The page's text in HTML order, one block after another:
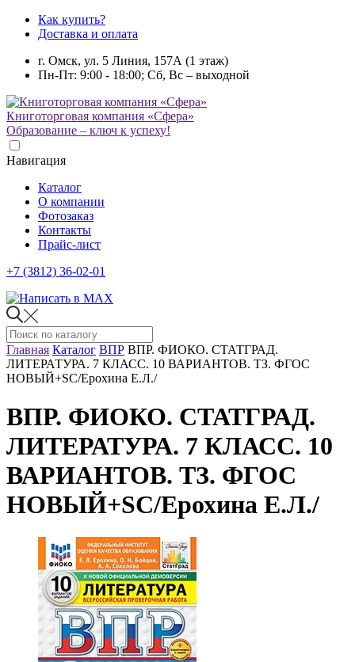
Как купить?
Доставка и оплата
г. Омск, ул. 5 Линия, 157А (1 этаж)
Пн-Пт: 9:00 - 18:00; Сб, Вс – выходной
Книготорговая компания «Сфера»
Образование – ключ к успеху!
Навигация
Каталог
О компании
Фотозаказ
Контакты
Прайс-лист
+7 (3812) 36-02-01
Главная Каталог ВПР ВПР. ФИОКО. СТАТГРАД.
ЛИТЕРАТУРА. 7 КЛАСС. 10 ВАРИАНТОВ. ТЗ. ФГОС
НОВЫЙ+SC/Ерохина Е.Л./
ВПР. ФИОКО. СТАТГРАД.
ЛИТЕРАТУРА. 7 КЛАСС. 10
ВАРИАНТОВ. ТЗ. ФГОС
НОВЫЙ+SC/Ерохина Е.Л./